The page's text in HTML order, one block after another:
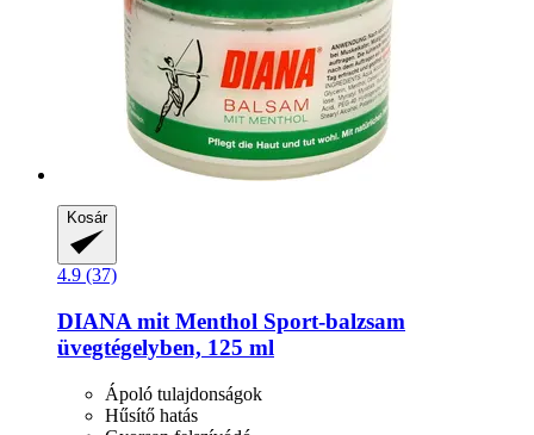
Kosár
4.9 (37)
DIANA mit Menthol Sport-​balzsam
üvegtégelyben, 125 ml
Ápoló tulajdonságok
Hűsítő hatás